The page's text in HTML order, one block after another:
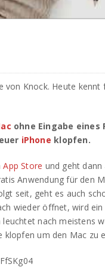
von Knock. Heute
ohne Eingabe eines
iPhone klopfen.
App Store und geht
Anwendung für den
seit, geht es auch
wieder öffnet, wird
nach meistens
um den Mac zu